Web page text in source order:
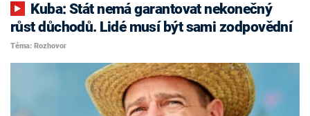
růst důchodů. Lidé musí být sami zodpovědní
Téma: Rozhovor